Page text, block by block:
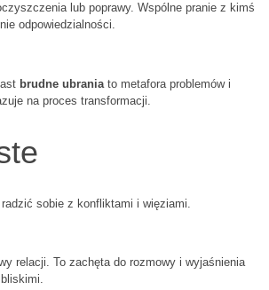
lub poprawy. Wspólne pranie z kimś
odpowiedzialności.
brudne ubraniato metafora problemów i
na proces transformacji.
sobie z konfliktami i więziami.
relacji. To zachęta do rozmowy i wyjaśnienia